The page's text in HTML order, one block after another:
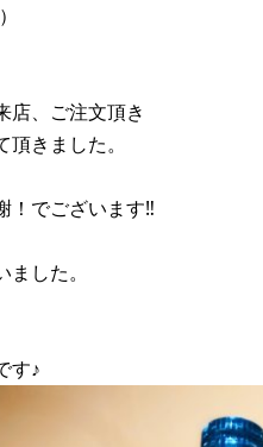
店、ご注文頂き
きました。
！でございます‼︎
した。
す♪